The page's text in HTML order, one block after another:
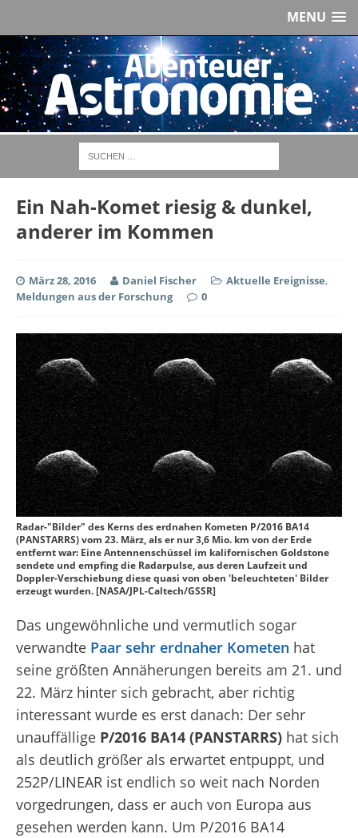
MENU
Ein Nah-Komet riesig & dunkel,
anderer im Kommen
März 28, 2016 Daniel Fischer Aktuelle Ereignisse,
Meldungen aus der Forschung
0
Radar-"Bilder" des Kerns des erdnahen Kometen P/2016 BA14
(PANSTARRS) vom 23. März, als er nur 3,6 Mio. km von der Erde
entfernt war: Eine Antennenschüssel im kalifornischen Goldstone
sendete und empfing die Radarpulse, aus deren Laufzeit und
Doppler-Verschiebung diese quasi von oben 'beleuchteten' Bilder
erzeugt wurden. [NASA/JPL-Caltech/GSSR]
Das ungewöhnliche und vermutlich sogar
verwandte Paar sehr erdnaher Kometen hat
seine größten Annäherungen bereits am 21. und
22. März hinter sich gebracht, aber richtig
interessant wurde es erst danach: Der sehr
unauffällige P/2016 BA14 (PANSTARRS) hat sich
als deutlich größer als erwartet entpuppt, und
252P/LINEAR ist endlich so weit nach Norden
vorgedrungen, dass er auch von Europa aus
gesehen werden kann. Um P/2016 BA14